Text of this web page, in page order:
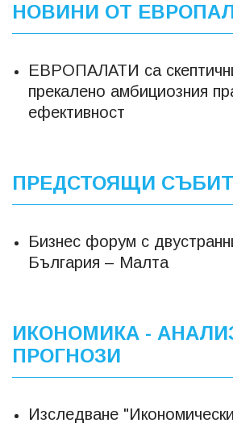
НОВИНИ ОТ
ЕВРОПАЛАТИ са
прекалено амбициозния
ефективност
ПРЕДСТОЯЩИ
Бизнес форум с
България – Малта
ИКОНОМИКА -
ПРОГНОЗИ
Изследване